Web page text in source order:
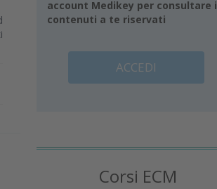
account Medikey per consultare i
contenuti a te riservati
ACCEDI
Corsi ECM